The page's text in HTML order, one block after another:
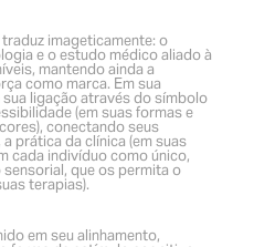
imageticamente: o
e o estudo médico aliado à
mantendo ainda a
como marca. Em sua
ligação através do símbolo
(em suas formas e
conectando seus
prática da clínica (em suas
cada indivíduo como único,
que os permita o
terapias).
em seu alinhamento,